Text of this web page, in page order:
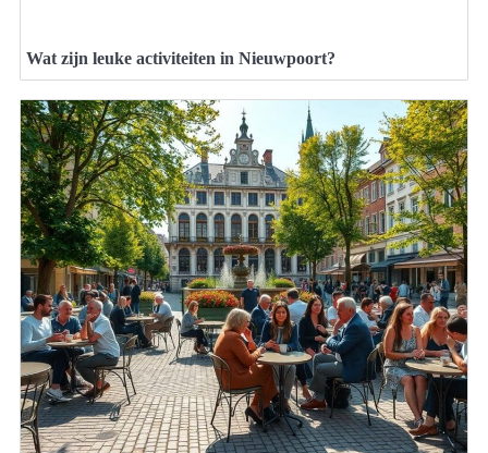
Wat zijn leuke activiteiten in Nieuwpoort?